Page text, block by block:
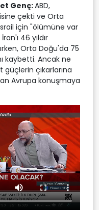
Genç:ABD,
çekti ve Orta
için "ölümüne var
46 yıldır
Orta Doğu'da 75
kaybetti. Ancak ne
çıkarlarına
Avrupa konuşmaya